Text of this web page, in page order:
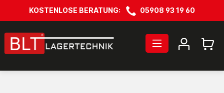
KOSTENLOSE BERATUNG: 05908 93 19 60